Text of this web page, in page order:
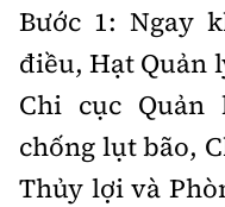
Bước 1: Ngay
điều, Hạt Quản
Chi cục Quản
chống lụt bão,
Thủy lợi và